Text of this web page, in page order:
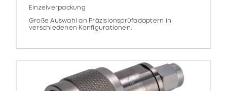
Einzelverpackung
Große Auswahl an Präzisionsprüfadaptern in
verschiedenen Konfigurationen.